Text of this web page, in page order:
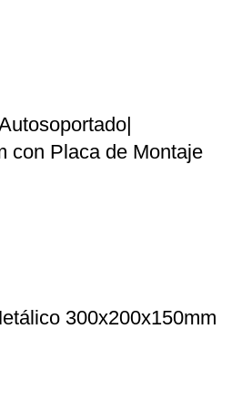
con Placa de Montaje
300x200x150mm